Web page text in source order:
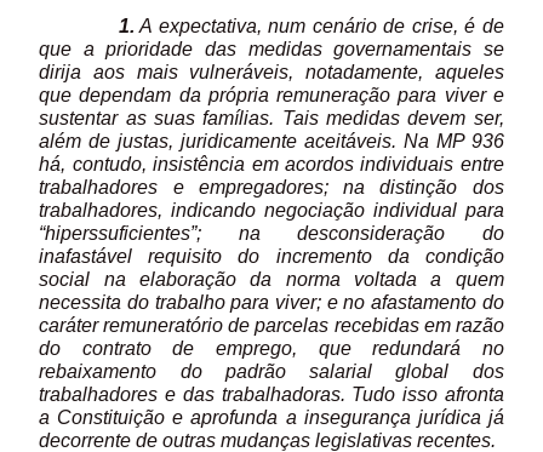
1. A expectativa, num cenário de crise, é de
que a prioridade das medidas governamentais se
dirija aos mais vulneráveis, notadamente, aqueles
que dependam da própria remuneração para viver e
sustentar as suas famílias. Tais medidas devem ser,
além de justas, juridicamente aceitáveis. Na MP 936
há, contudo, insistência em acordos individuais entre
trabalhadores e empregadores; na distinção dos
trabalhadores, indicando negociação individual para
“hiperssuficientes”; na desconsideração do
inafastável requisito do incremento da condição
social na elaboração da norma voltada a quem
necessita do trabalho para viver; e no afastamento do
caráter remuneratório de parcelas recebidas em razão
do contrato de emprego, que redundará no
rebaixamento do padrão salarial global dos
trabalhadores e das trabalhadoras. Tudo isso afronta
a Constituição e aprofunda a insegurança jurídica já
decorrente de outras mudanças legislativas recentes.